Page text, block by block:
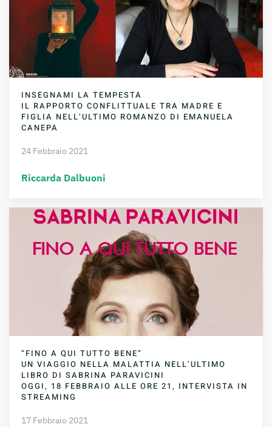
INSEGNAMI LA TEMPESTA
IL RAPPORTO CONFLITTUALE TRA MADRE E
FIGLIA NELL’ULTIMO ROMANZO DI EMANUELA
CANEPA
24 Febbraio 2021
Riccarda Dalbuoni
“FINO A QUI TUTTO BENE”
UN VIAGGIO NELLA MALATTIA NELL’ULTIMO
LIBRO DI SABRINA PARAVICINI
OGGI, 18 FEBBRAIO ALLE ORE 21, INTERVISTA IN
STREAMING
17 Febbraio 2021